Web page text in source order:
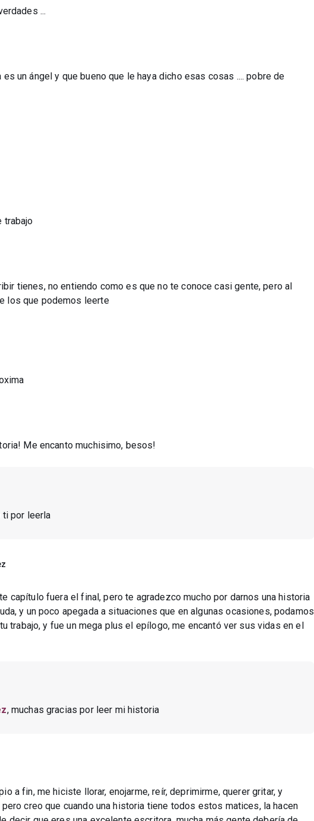
...
un ángel y que bueno que le haya dicho esas cosas .... pobre de
trabajo
tienes, no entiendo como es que no te conoce casi gente, pero al
los que podemos leerte
Me encanto muchisimo, besos!
ti por leerla
capítulo fuera el final, pero te agradezco mucho por darnos una historia
y un poco apegada a situaciones que en algunas ocasiones, podamos
trabajo, y fue un mega plus el epílogo, me encantó ver sus vidas en el
, muchas gracias por leer mi historia
a fin, me hiciste llorar, enojarme, reír, deprimirme, querer gritar, y
pero creo que cuando una historia tiene todos estos matices, la hacen